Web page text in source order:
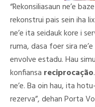
“Rekonsiliasaun ne’e
rekonstrui pais sein iha
ne’e ita seidauk kore i
ruma, dasa foer sira
envolve estadu. Hau
konfiansa reciprocação
ne’e. Ba oin hau, ita
rezerva”, dehan Porta